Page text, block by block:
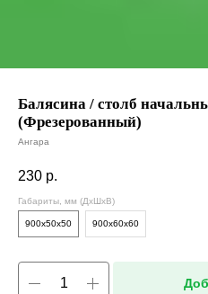
Балясина / столб
(Фрезерованный)
Ангара
230 р.
Габариты, мм (ДxШxВ)
900x50x50 900x60x60